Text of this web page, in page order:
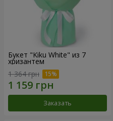
Букет "Kiku White" из 7
хризантем
1 364 грн
Заказать